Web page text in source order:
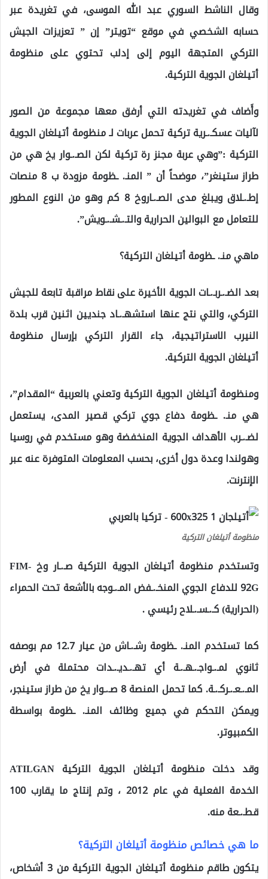
وقال الناشط السوري عبد الله الموسى، في تغريدة عبر
حسابه الشخصي في موقع “تويتر” إن ” تعزيزات الجيش
التركي المتجهة اليوم إلى إدلب تحتوي على منظومة
أتيلغان الجوية التركية.
وأَضاف في تغريدته التي أرفق معها مجموعة من الصور
لآليات عسكـ.ـرية تركية تحمل عربات لـ منظومة أتيلغان الجوية
التركية :”وهي عربة مجنز رة تركية لكن الصـ.ـوار يخ هي من
طراز ستينغر”، موضحاً أن ” المنـ. ـظومة مزودة ب 8 منصات
إطـ.ـلاق ويبلغ مدى الصـ.ـاروخ 8 كم وهو من النوع المطور
للتعامل مع البوالين الحرارية والتـ.ـشـ.ـويش”.
ماهي منـ. ـظومة أتيلغان التركية؟
بعد الضـ.ـربـ.ـات الجوية الأخيرة على نقاط مراقبة تابعة للجيش
التركي، والتي نتج عنها استشهـ.ـاد جنديين اثنين قرب بلدة
النيرب الاستراتيجية، جاء القرار التركي بإرسال منظومة
أتيلغان الجوية التركية.
ومنظومة أتيلغان الجوية التركية وتعني بالعربية “المقدام”،
هي منـ. ـظومة دفاع جوي تركي قصير المدى، يستعمل
لضـ.ـرب الأهداف الجوية المنخفضة وهو مستخدم في روسيا
وهولندا وعدة دول أخرى، بحسب المعلومات المتوفرة عنه عبر
الإنترنت.
منظومة أتيلغان التركية
وتستخدم منظومة أتيلغان الجوية التركية صـ.ـار وخ FIM-
92G للدفاع الجوي المنخـ.ـفض المـ.ـوجه بالأشعة تحت الحمراء
(الحرارية) كـ.ـسـ.ـلاح رئيسي .
كما تستخدم المنـ. ـظومة رشـ.ـاش من عيار 12.7 مم بوصفه
ثانوي لمـ.ـواجـ.ـهـ.ـة أي تهـ.ـديـ.ـدات محتملة في أرض
المـ.ـعـ.ـركـ.ـة. كما تحمل المنصة 8 صـ.ـوار يخ من طراز ستينجر،
ويمكن التحكم في جميع وظائف المنـ. ـظومة بواسطة
الكمبيوتر.
وقد دخلت منظومة أتيلغان الجوية التركية ATILGAN
الخدمة الفعلية في عام 2012 ، وتم إنتاج ما يقارب 100
قطـ.ـعة منه​.
ما هي خصائص منظومة أتيلغان التركية؟
يتكون طاقم منظومة أتيلغان الجوية التركية من 3 أشخاص،